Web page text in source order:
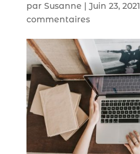
par Susanne | Juin 23, 2021
commentaires